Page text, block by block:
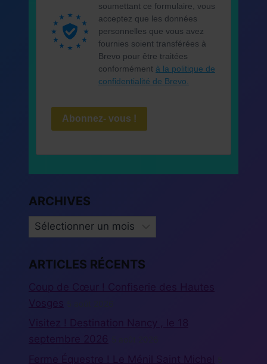
soumettant ce formulaire, vous
acceptez que les données
personnelles que vous avez
fournies soient transférées à
Brevo pour être traitées
conformément à la politique de
confidentialité de Brevo.
Abonnez- vous !
ARCHIVES
ARCHIVES
ARTICLES RÉCENTS